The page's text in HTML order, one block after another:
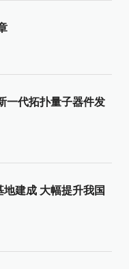
一代拓扑量子器件发
建成 大幅提升我国